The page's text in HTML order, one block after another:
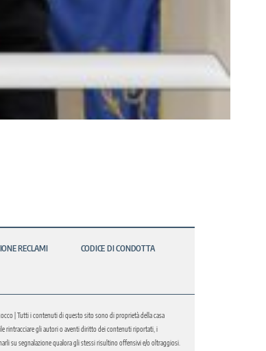
RECLAMI CODICE DI CONDOTTA
| Tutti i contenuti di questo sito sono di proprietà della casa
rintracciare gli autori o aventi diritto dei contenuti riportati, i
su segnalazione qualora gli stessi risultino offensivi e/o oltraggiosi.